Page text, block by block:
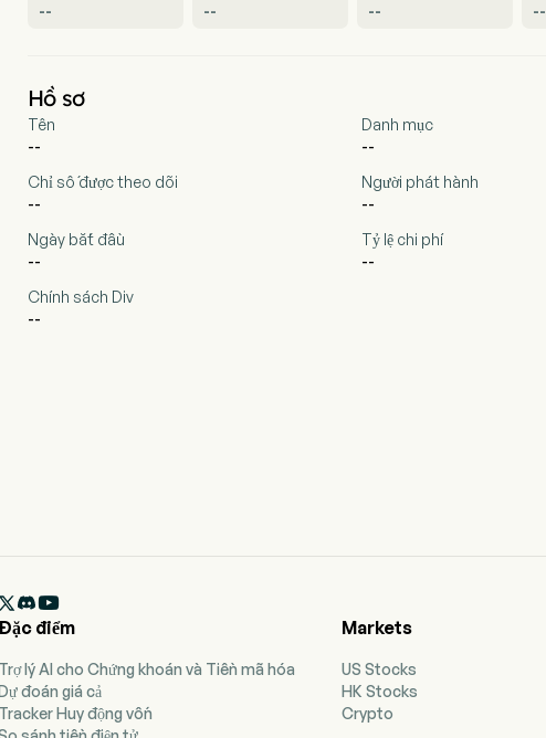
-- -- -- --
Hồ sơ
Tên
--
Danh mục
--
Chỉ số được theo dõi
--
Người phát hành
--
Ngày bắt đầu
--
Tỷ lệ chi phí
--
Chính sách Div
--

điểm
Trợ lý AI cho Chứng khoán và Tiền mã hóa
đoán giá cả
Tracker Huy động vốn
Markets
US Stocks
HK Stocks
Crypto